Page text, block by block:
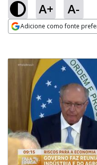
A+ A-
Adicione como fonte